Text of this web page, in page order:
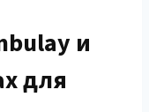
и
для